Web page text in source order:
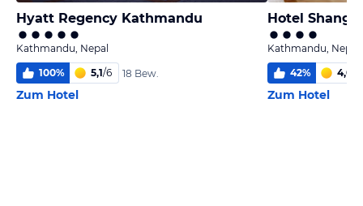
Hyatt Regency Kathmandu
Kathmandu, Nepal
100% 5,1/6 18 Bew.
Zum Hotel
Hotel Shangri
Kathmandu, Nepal
42% 4,0
Zum Hotel